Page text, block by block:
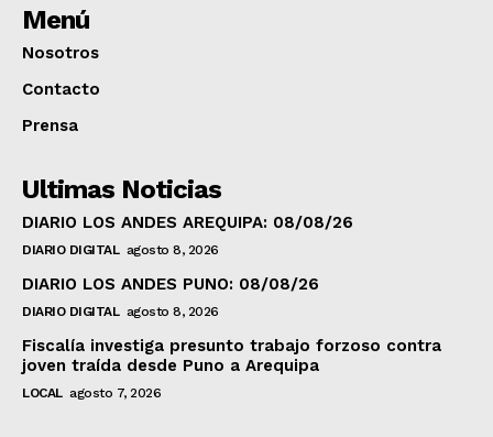
Menú
Nosotros
Contacto
Prensa
Ultimas Noticias
DIARIO LOS ANDES AREQUIPA: 08/08/26
DIARIO DIGITAL agosto 8, 2026
DIARIO LOS ANDES PUNO: 08/08/26
DIARIO DIGITAL agosto 8, 2026
Fiscalía investiga presunto trabajo forzoso contra
joven traída desde Puno a Arequipa
LOCAL agosto 7, 2026